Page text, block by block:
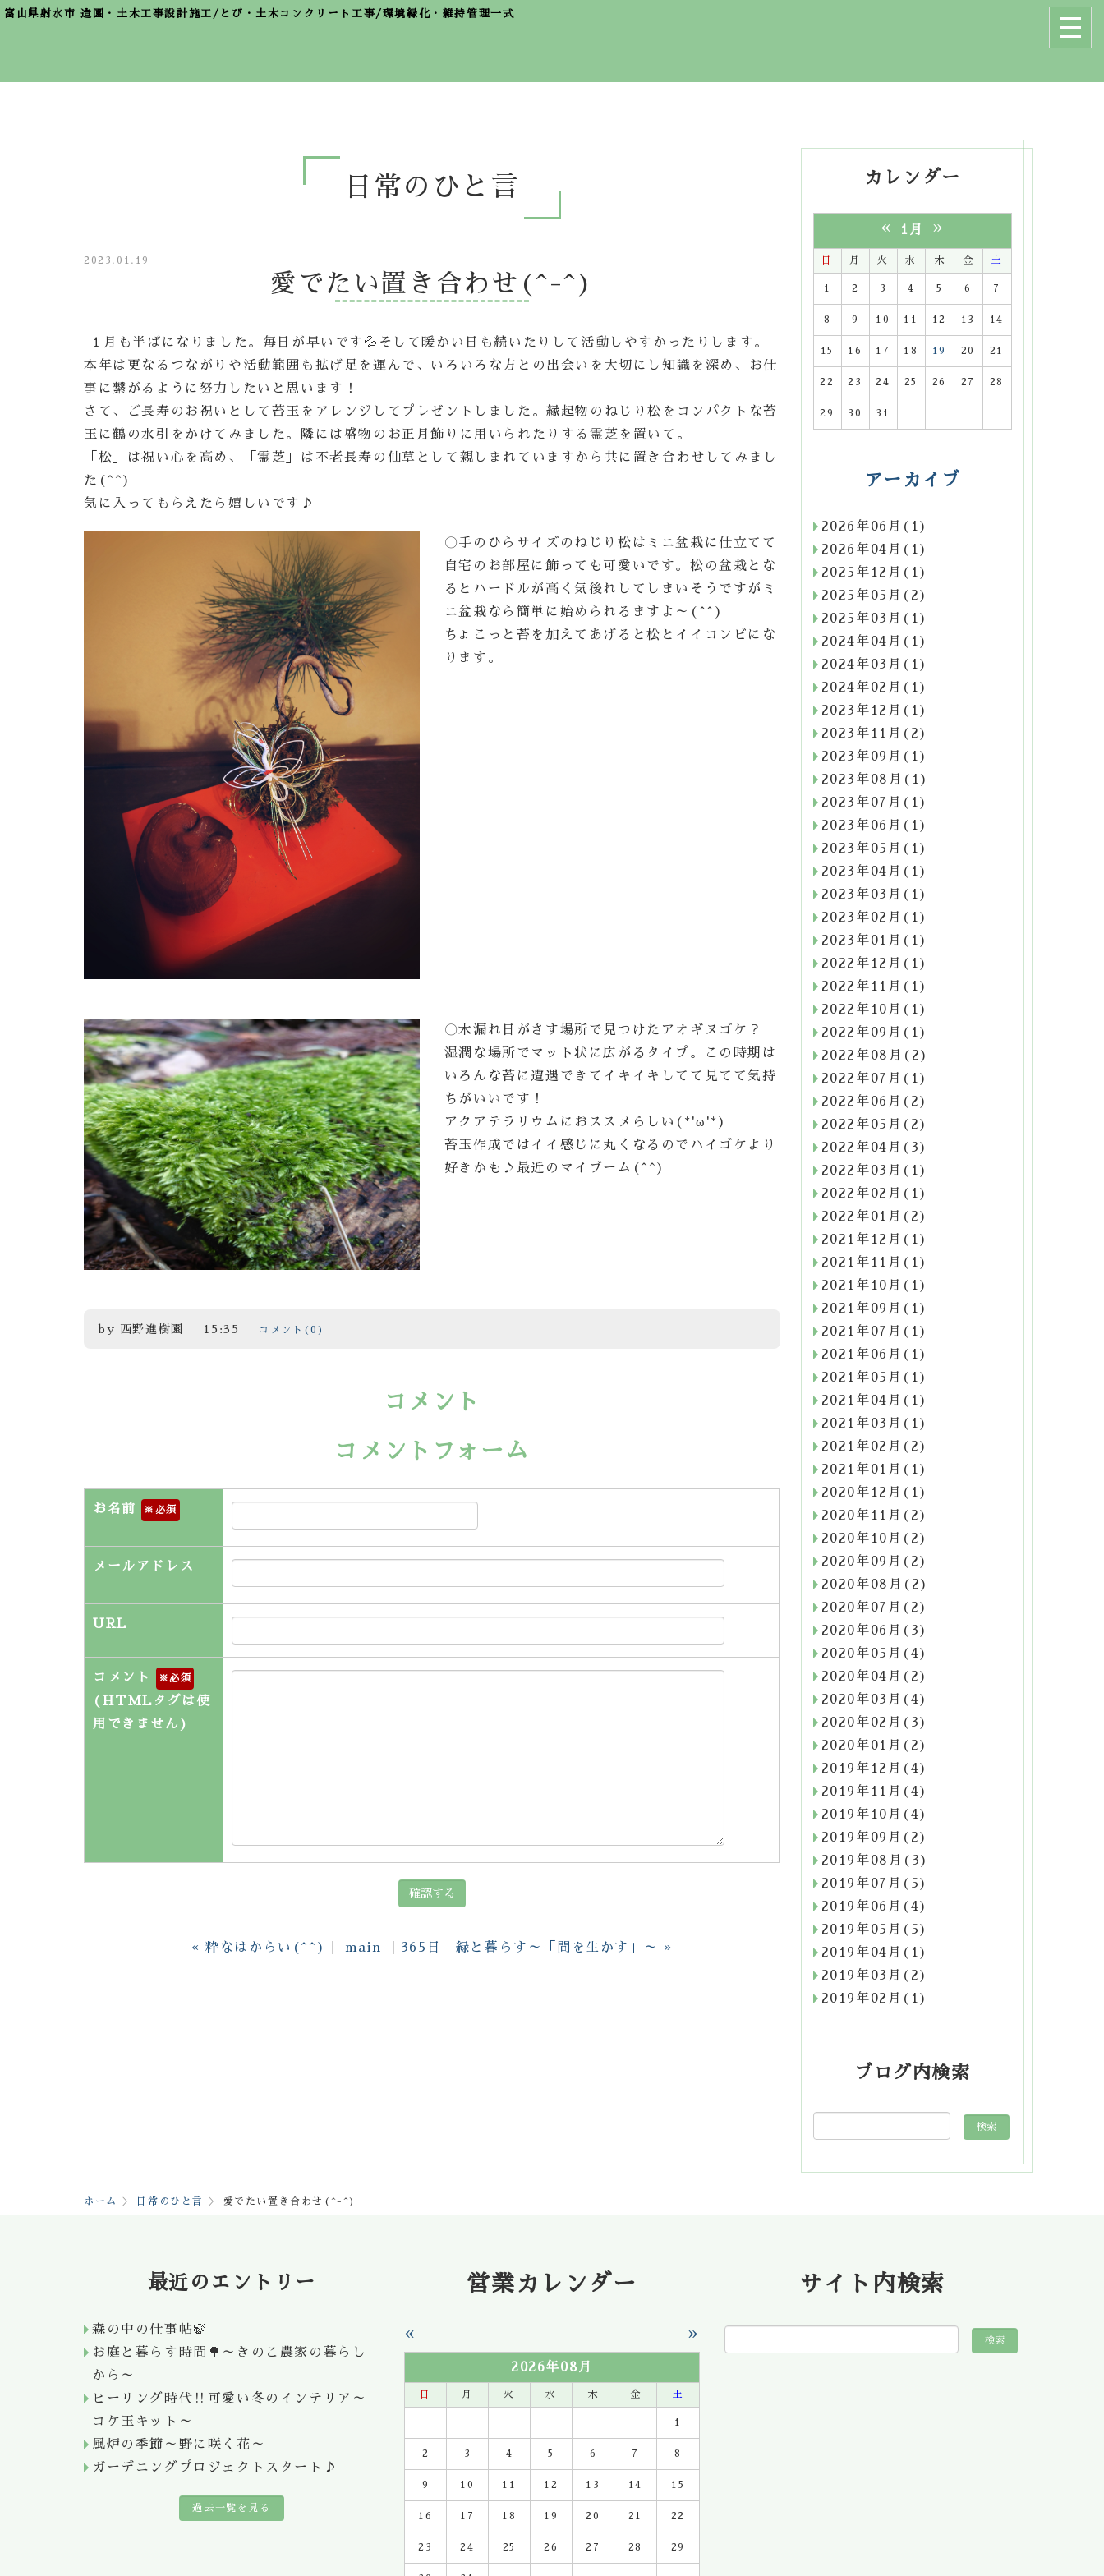
富山県射水市 造園・土木工事設計施工/とび・土木コンクリート工事/環境緑化・維持管理一式
日常のひと言
2023.01.19
愛でたい置き合わせ(^-^)
１月も半ばになりました。毎日が早いです💦そして暖かい日も続いたりして活動しやすかったりします。
本年は更なるつながりや活動範囲も拡げ足を運んで、いろいろな方との出会いを大切にし知識を深め、お仕
事に繋がるように努力したいと思います！
さて、ご長寿のお祝いとして苔玉をアレンジしてプレゼントしました。縁起物のねじり松をコンパクトな苔
玉に鶴の水引をかけてみました。隣には盛物のお正月飾りに用いられたりする霊芝を置いて。
「松」は祝い心を高め、「霊芝」は不老長寿の仙草として親しまれていますから共に置き合わせしてみまし
た(^^)
気に入ってもらえたら嬉しいです♪
〇手のひらサイズのねじり松はミニ盆栽に仕立てて
自宅のお部屋に飾っても可愛いです。松の盆栽とな
るとハードルが高く気後れしてしまいそうですがミ
ニ盆栽なら簡単に始められるますよ～(^^)
ちょこっと苔を加えてあげると松とイイコンビにな
ります。
〇木漏れ日がさす場所で見つけたアオギヌゴケ？
湿潤な場所でマット状に広がるタイプ。この時期は
いろんな苔に遭遇できてイキイキしてて見てて気持
ちがいいです！
アクアテラリウムにおススメらしい(*'ω'*)
苔玉作成ではイイ感じに丸くなるのでハイゴケより
好きかも♪最近のマイブーム(^^)
by 西野進樹園 15:35 コメント(0)
コメント
コメントフォーム
お名前 ※
メールアドレス
URL
コメント
※
(HTMLタグは使
用できません)
«粋なはからい(^^) main 365日 緑と暮らす～「間を生かす」～ »
カレンダー
« 1月 »
日 月 火 水 木 金 土
1 2 3 4 5 6 7
8 9 10 11 12 13 14
15 16 17 18 19 20 21
22 23 24 25 26 27 28
29 30 31
アーカイブ
2026年06月(1)
2026年04月(1)
2025年12月(1)
2025年05月(2)
2025年03月(1)
2024年04月(1)
2024年03月(1)
2024年02月(1)
2023年12月(1)
2023年11月(2)
2023年09月(1)
2023年08月(1)
2023年07月(1)
2023年06月(1)
2023年05月(1)
2023年04月(1)
2023年03月(1)
2023年02月(1)
2023年01月(1)
2022年12月(1)
2022年11月(1)
2022年10月(1)
2022年09月(1)
2022年08月(2)
2022年07月(1)
2022年06月(2)
2022年05月(2)
2022年04月(3)
2022年03月(1)
2022年02月(1)
2022年01月(2)
2021年12月(1)
2021年11月(1)
2021年10月(1)
2021年09月(1)
2021年07月(1)
2021年06月(1)
2021年05月(1)
2021年04月(1)
2021年03月(1)
2021年02月(2)
2021年01月(1)
2020年12月(1)
2020年11月(2)
2020年10月(2)
2020年09月(2)
2020年08月(2)
2020年07月(2)
2020年06月(3)
2020年05月(4)
2020年04月(2)
2020年03月(4)
2020年02月(3)
2020年01月(2)
2019年12月(4)
2019年11月(4)
2019年10月(4)
2019年09月(2)
2019年08月(3)
2019年07月(5)
2019年06月(4)
2019年05月(5)
2019年04月(1)
2019年03月(2)
2019年02月(1)
ブログ内検索
ホーム 日常のひと言 愛でたい置き合わせ(^-^)
最近のエントリー
森の中の仕事帖🍃
お庭と暮らす時間🌳～きのこ農家の暮らし
から～
ヒーリング時代‼可愛い冬のインテリア～
コケ玉キット～
風炉の季節～野に咲く花～
ガーデニングプロジェクトスタート♪
過去一覧を見る
営業カレンダー
« »
2026年08月
日 月 火 水 木 金 土
1
2 3 4 5 6 7 8
9 10 11 12 13 14 15
16 17 18 19 20 21 22
23 24 25 26 27 28 29
サイト内検索